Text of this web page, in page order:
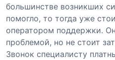
большинстве возникших
помогло, то тогда уже
оператором поддержки.
проблемой, но не стоит
Звонок специалисту